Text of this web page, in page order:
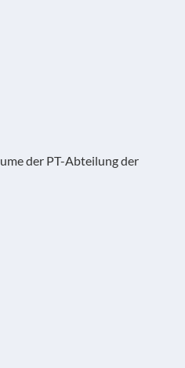
der PT-Abteilung der